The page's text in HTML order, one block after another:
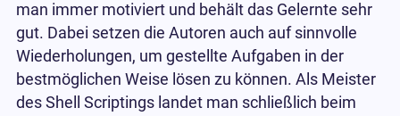
man immer motiviert und behält das Gelernte sehr
gut. Dabei setzen die Autoren auch auf sinnvolle
Wiederholungen, um gestellte Aufgaben in der
bestmöglichen Weise lösen zu können. Als Meister
des Shell Scriptings landet man schließlich beim